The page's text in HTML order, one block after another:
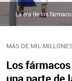
MÁS DE MIL
Los